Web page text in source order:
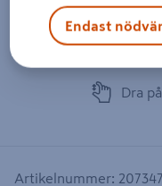
Dra
Artikelnummer:
Endast